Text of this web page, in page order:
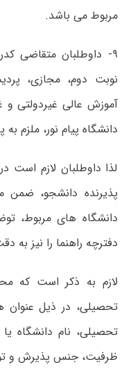
مربوط می باشد.
۹- داوطلبان متقاضی
نوبت دوم، مجازی،
آموزش عالی غیردولتی و
دانشگاه پیام نور، ملزم
لذا داوطلبان لازم
پذیرنده دانشجو، ضمن
دفترچه راهنما را نیز به
لازم به ذکر است که
تحصیلی، در ذیل عنوان
تحصیلی، نام دانشگاه
ظرفیت، جنس پذیرش و